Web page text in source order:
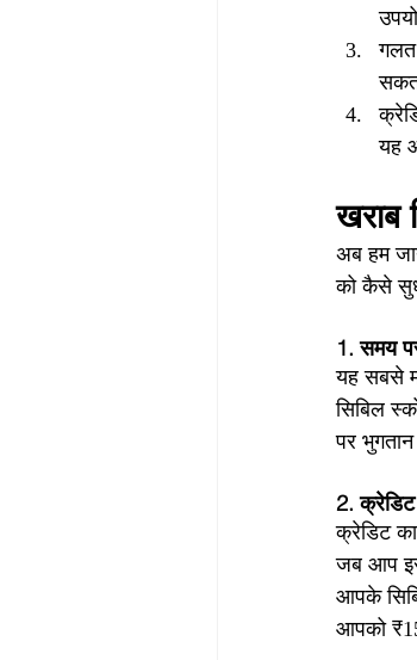
गलत
यह
खराब
अब हम
को कैसे
1. समय
यह सबसे
सिबिल
पर
2. क्रेडिट
क्रेडिट
जब आप
आपके
आपको